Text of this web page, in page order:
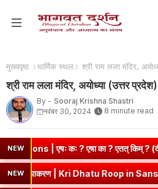
मुख्यपृष्ठ धार्मिक स्थल श्री राम लला मंदिर,
श्री राम लला मंदिर, अयोध्या (उत्तर
By - Sooraj Krishna Shastri
नवंबर 30, 2024
8 minute read
NEW
का ? एतत् किम् ? (दीपकम) |
NEW
(उभयपदी) - १० लकार, अर्थ एवं व्याकरण |